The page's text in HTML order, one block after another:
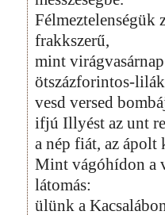
Félmeztelenségük
frakkszerű,
mint
ötszázforintos-
vesd versed
ifjú Illyést az unt
a nép fiát, az ápolt
Mint vágóhídon a
látomás:
ülünk a